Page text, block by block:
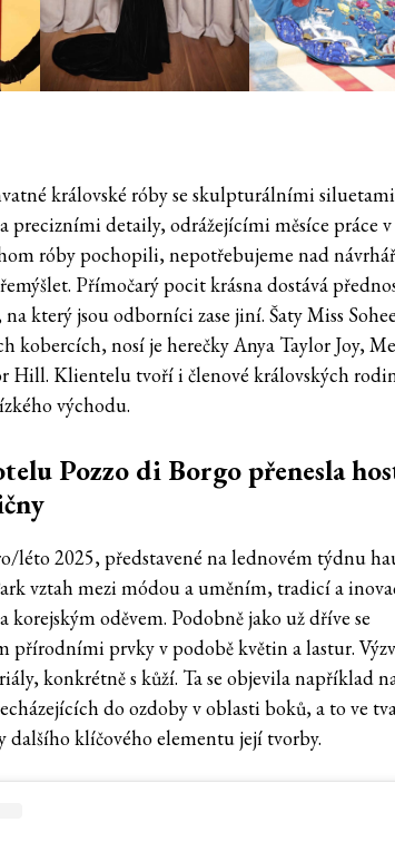
královské róby se skulpturálními
precizními detaily, odrážejícími měsíce práce v
róby pochopili, nepotřebujeme nad
Přímočarý pocit krásna dostává
který jsou odborníci zase jiní. Šaty Miss
kobercích, nosí je herečky Anya Taylor Joy,
Hill. Klientelu tvoří i členové královských
východu.
Pozzo di Borgo přenesla
léto 2025, představené na lednovém týdnu
vztah mezi módou a uměním, tradicí a
korejským oděvem. Podobně jako už dříve se
přírodními prvky v podobě květin a lastur.
konkrétně s kůží. Ta se objevila například
do ozdoby v oblasti boků, a to ve
dalšího klíčového elementu její tvorby.